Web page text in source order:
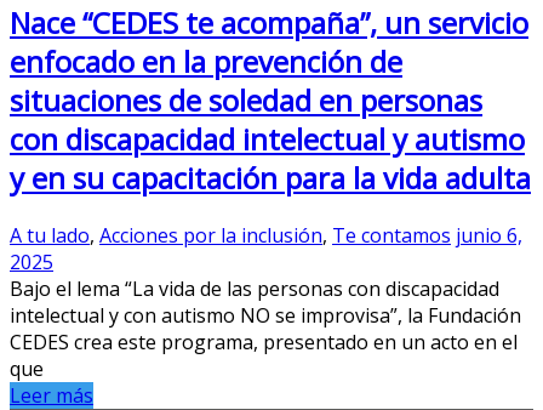
Nace “CEDES te acompaña”, un servicio
enfocado en la prevención de
situaciones de soledad en personas
con discapacidad intelectual y autismo
y en su capacitación para la vida adulta
A tu lado, Acciones por la inclusión, Te contamos junio 6,
2025
Bajo el lema “La vida de las personas con discapacidad
intelectual y con autismo NO se improvisa”, la Fundación
CEDES crea este programa, presentado en un acto en el
que
Leer más